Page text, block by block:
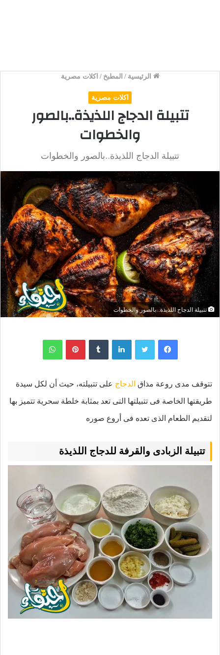
الرئيسية / المطبخ / اكلات مصرية
اكلات مصرية
تتبيلة الدجاج اللذيذة..بالصور
والخطوات
تتبيلة الدجاج اللذيذة..بالصور والخطوات
تتبيلة الدجاج اللذيذة..بالصور والخطوات
لينكدإن ‏Tumblr بينتيريستواتساب
تتوقف مدى روعة مذاق الدجاج على تتبيلته، حيث أن لكل سيدة
طريقتها الخاصة فى تتبيلتها التى تعد بمثابة خلطة سحرية تتميز بها
لتقديم الطعام الذى تعده فى أروع صوره
تتبيلة الزبادى والقرفة للدجاج اللذيذة